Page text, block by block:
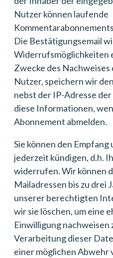
Nutzer können laufende
Die Bestätigungsemail
Widerrufsmöglichkeiten
Zwecke des
Nutzer, speichern wir
nebst der IP-Adresse
diese Informationen,
Abonnement abmelden.
Sie können den
jederzeit kündigen, d.h.
widerrufen. Wir können
Mailadressen bis zu drei
unserer berechtigten
wir sie löschen, um eine
Einwilligung nachweisen
Verarbeitung dieser
einer möglichen Abwehr